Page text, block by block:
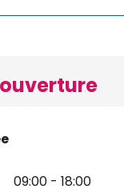
09:00 - 18:00